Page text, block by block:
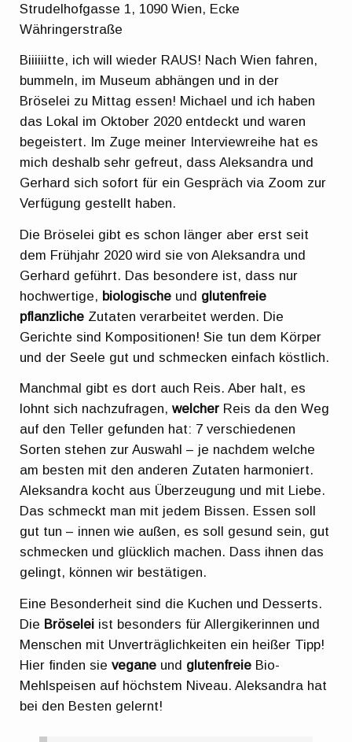
Strudelhofgasse 1, 1090 Wien, Ecke
Währingerstraße
Biiiiiitte, ich will wieder RAUS! Nach Wien fahren,
bummeln, im Museum abhängen und in der
Bröselei zu Mittag essen! Michael und ich haben
das Lokal im Oktober 2020 entdeckt und waren
begeistert. Im Zuge meiner Interviewreihe hat es
mich deshalb sehr gefreut, dass Aleksandra und
Gerhard sich sofort für ein Gespräch via Zoom zur
Verfügung gestellt haben.
Die Bröselei gibt es schon länger aber erst seit
dem Frühjahr 2020 wird sie von Aleksandra und
Gerhard geführt. Das besondere ist, dass nur
hochwertige, biologische und glutenfreie
pflanzliche Zutaten verarbeitet werden. Die
Gerichte sind Kompositionen! Sie tun dem Körper
und der Seele gut und schmecken einfach köstlich.
Manchmal gibt es dort auch Reis. Aber halt, es
lohnt sich nachzufragen,welcher Reis da den Weg
auf den Teller gefunden hat: 7 verschiedenen
Sorten stehen zur Auswahl – je nachdem welche
am besten mit den anderen Zutaten harmoniert.
Aleksandra kocht aus Überzeugung und mit Liebe.
Das schmeckt man mit jedem Bissen. Essen soll
gut tun – innen wie außen, es soll gesund sein, gut
schmecken und glücklich machen. Dass ihnen das
gelingt, können wir bestätigen.
Eine Besonderheit sind die Kuchen und Desserts.
Die Bröselei ist besonders für Allergikerinnen und
Menschen mit Unverträglichkeiten ein heißer Tipp!
Hier finden sievegane und glutenfreie Bio-
Mehlspeisen auf höchstem Niveau. Aleksandra hat
bei den Besten gelernt!